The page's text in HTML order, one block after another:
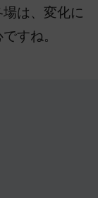
は、変化に
すね。